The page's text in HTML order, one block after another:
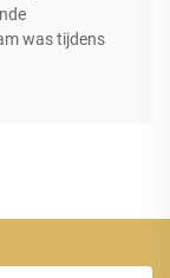
was tijdens